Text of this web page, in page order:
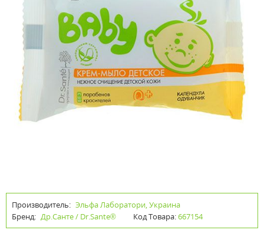
Производитель: Эльфа Лаборатори, Украина
Бренд: Др.Санте / Dr.Sante® Код Товара:667154